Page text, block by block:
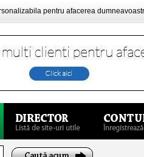
pentru afacerea